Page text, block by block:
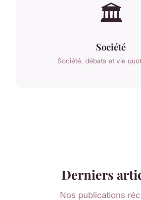
🏛️
Société
Société, débats et vie
Derniers
Nos publications